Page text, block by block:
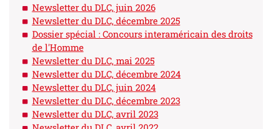
Newsletter du DLC, juin 2026
Newsletter du DLC, décembre 2025
Dossier spécial : Concours interaméricain des droits
de l'Homme
Newsletter du DLC, mai 2025
Newsletter du DLC, décembre 2024
Newsletter du DLC, juin 2024
Newsletter du DLC, décembre 2023
Newsletter du DLC, avril 2023